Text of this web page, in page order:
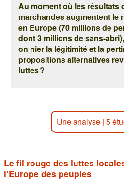
Au moment où les résultats
marchandes augmentent le
en Europe (70 millions de
dont 3 millions de sans-
on nier la légitimité et la
propositions alternatives
luttes ?
Une analyse | 5
Le fil rouge des luttes
l’Europe des peuples